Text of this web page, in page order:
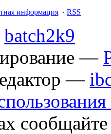
информация · RSS
batch2k9
—
—